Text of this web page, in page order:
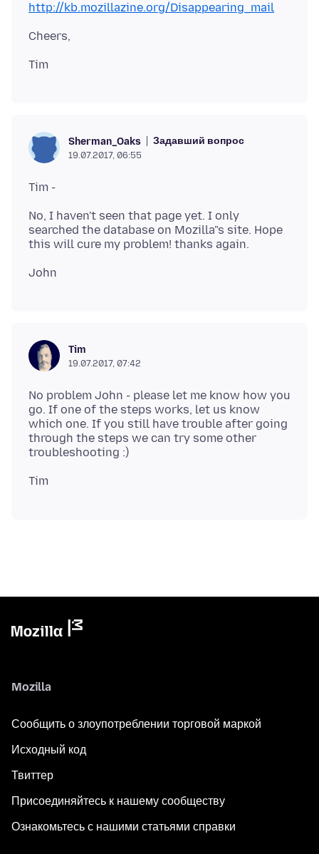
http://kb.mozillazine.org/Disappearing_mail
Sherman_Oaks Задавший вопрос
19.07.2017, 06:55
No, I haven't seen that page yet. I only
searched the database on Mozilla"s site. Hope
Tim
19.07.2017, 07:42
No problem John - please let me know how you
go. If one of the steps works, let us know
which one. If you still have trouble after going
through the steps we can try some other
Mozilla
Сообщить о злоупотреблении торговой маркой
Исходный код
Твиттер
Присоединяйтесь к нашему сообществу
Ознакомьтесь с нашими статьями справки